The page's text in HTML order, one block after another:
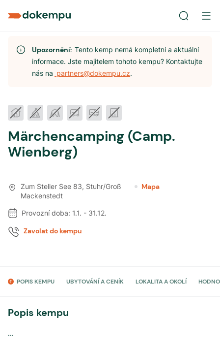
Upozornění:Tento kemp nemá kompletní a aktuální
informace. Jste majitelem tohoto kempu? Kontaktujte
nás na partners@dokempu.cz.
Märchencamping (Camp.
Wienberg)
Zum Steller See 83, Stuhr/Groß
Mackenstedt
Mapa
Provozní doba: 1.1. - 31.12.
Zavolat do kempu
POPIS KEMPU UBYTOVÁNÍ A CENÍK LOKALITA A OKOLÍ
Popis kempu
...